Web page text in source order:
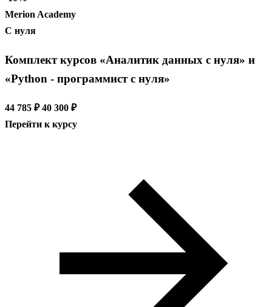
Merion Academy
С нуля
Комплект курсов «Аналитик данных с нуля» и
«Python - программист с нуля»
44 785 ₽ 40 300 ₽
Перейти к курсу